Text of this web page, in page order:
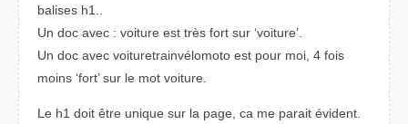
balises h1..
Un doc avec : voiture est très fort sur ‘voiture’.
Un doc avec voituretrainvélomoto est pour moi, 4 fois
moins ‘fort’ sur le mot voiture.
Le h1 doit être unique sur la page, ca me parait évident.